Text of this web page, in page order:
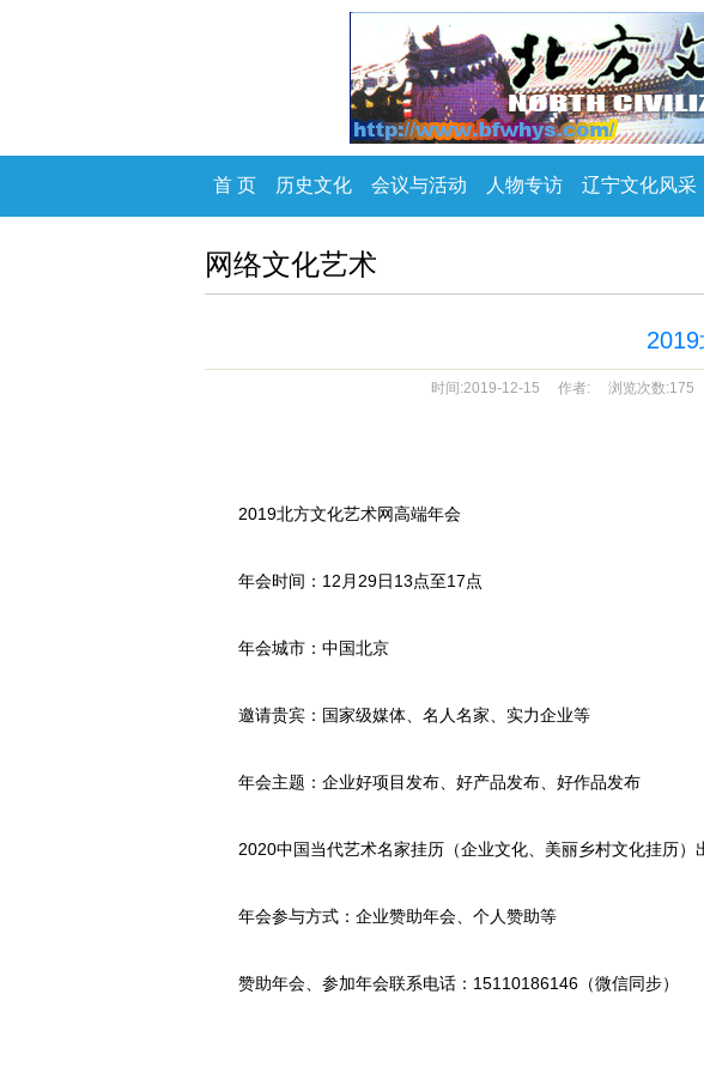
首 页 历史文化 会议与活动 人物专访 辽宁文化风采
网络文化艺术
时间:2019-12-15 作者: 浏览次数:175
2019北方文化艺术网高端年会
年会时间：12月29日13点至17点
年会城市：中国北京
邀请贵宾：国家级媒体、名人名家、实力企业等
年会主题：企业好项目发布、好产品发布、好作品发布
2020中国当代艺术名家挂历（企业文化、美丽乡村文化挂历）
年会参与方式：企业赞助年会、个人赞助等
赞助年会、参加年会联系电话：15110186146（微信同步）